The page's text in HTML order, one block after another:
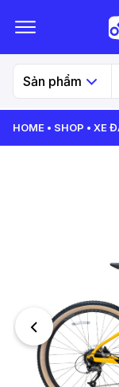
Sản phẩm
HOME SHOP XE